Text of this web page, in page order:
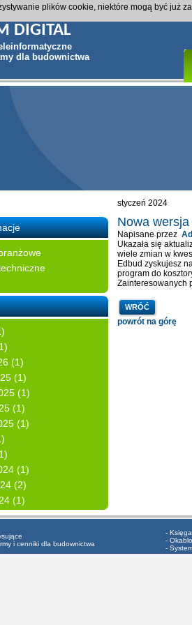
DIGITAL
dla budownictwa
(1)
(1)
(1)
(1)
(1)
(1)
(2)
(1)
styczeń 2024
Nowa
Napisane przez
Ukazała się
wiele zmian w
Edbud zyskujesz
program do
Zainteresowanych
WRÓĆ
powrót na górę
i cenniki dla budownictwa
-
-
-
plików cookie, niektóre mogą być już